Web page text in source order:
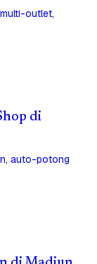
outlet,
di
auto-potong